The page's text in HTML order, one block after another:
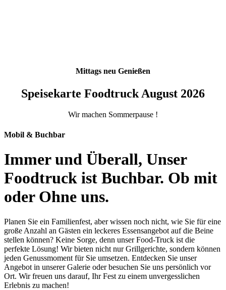
Mittags neu Genießen
Speisekarte Foodtruck August 2026
Wir machen Sommerpause !
Mobil & Buchbar
Immer und Überall, Unser
Foodtruck ist Buchbar. Ob mit
oder Ohne uns.
Planen Sie ein Familienfest, aber wissen noch nicht, wie Sie für eine
große Anzahl an Gästen ein leckeres Essensangebot auf die Beine
stellen können? Keine Sorge, denn unser Food-Truck ist die
perfekte Lösung! Wir bieten nicht nur Grillgerichte, sondern können
jeden Genussmoment für Sie umsetzen. Entdecken Sie unser
Angebot in unserer Galerie oder besuchen Sie uns persönlich vor
Ort. Wir freuen uns darauf, Ihr Fest zu einem unvergesslichen
Erlebnis zu machen!